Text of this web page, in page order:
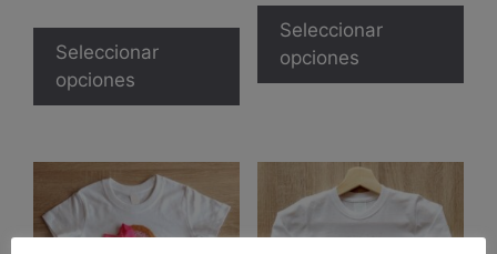
precios:
hasta
Seleccionar
opciones
producto
múltiples
Las
pueden
precios:
hasta
Seleccionar
opciones